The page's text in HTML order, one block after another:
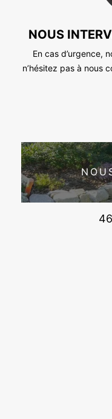
NOUS
En cas d’urgence,
n’hésitez pas à nous